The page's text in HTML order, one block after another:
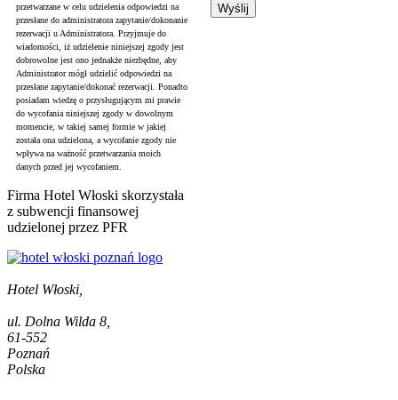
przetwarzane w celu udzielenia odpowiedzi na
przesłane do administratora zapytanie/dokonanie
rezerwacji u Administratora. Przyjmuje do
wiadomości, iż udzielenie niniejszej zgody jest
dobrowolne jest ono jednakże niezbędne, aby
Administrator mógł udzielić odpowiedzi na
przesłane zapytanie/dokonać rezerwacji. Ponadto
posiadam wiedzę o przysługującym mi prawie
do wycofania niniejszej zgody w dowolnym
momencie, w takiej samej formie w jakiej
została ona udzielona, a wycofanie zgody nie
wpływa na ważność przetwarzania moich
danych przed jej wycofaniem.
Firma Hotel Włoski skorzystała
z subwencji finansowej
udzielonej przez PFR
Hotel Włoski,
ul. Dolna Wilda 8,
61-552
Poznań
Polska